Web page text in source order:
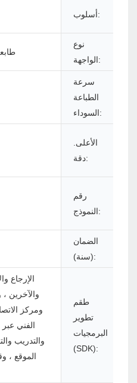
أسلوب:
نوع
الواجهة:
سرعة
الطباعة
السوداء:
الأعلى.
دقة:
رقم
النموذج:
الضمان
(سنة):
الإرجاع
والآخرين ،
ومركز
الفني عبر
والتدريب
الموقع ،
طقم
تطوير
البرمجيات
(SDK):